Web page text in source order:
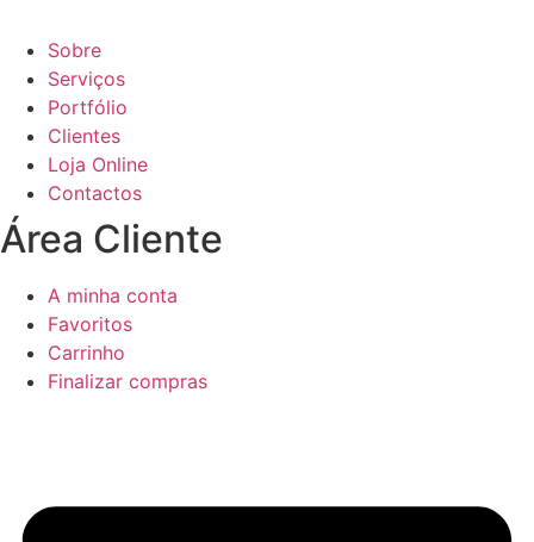
Sobre
Serviços
Portfólio
Clientes
Loja Online
Contactos
Área Cliente
A minha conta
Favoritos
Carrinho
Finalizar compras